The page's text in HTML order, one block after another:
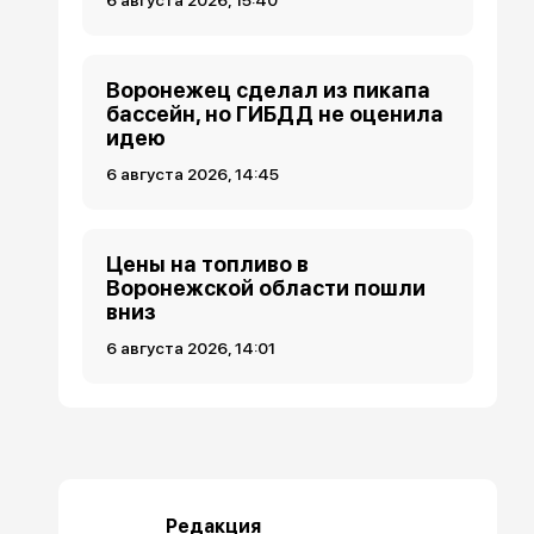
Воронежец сделал из пикапа
бассейн, но ГИБДД не оценила
идею
6 августа 2026, 14:45
Цены на топливо в
Воронежской области пошли
вниз
6 августа 2026, 14:01
Редакция